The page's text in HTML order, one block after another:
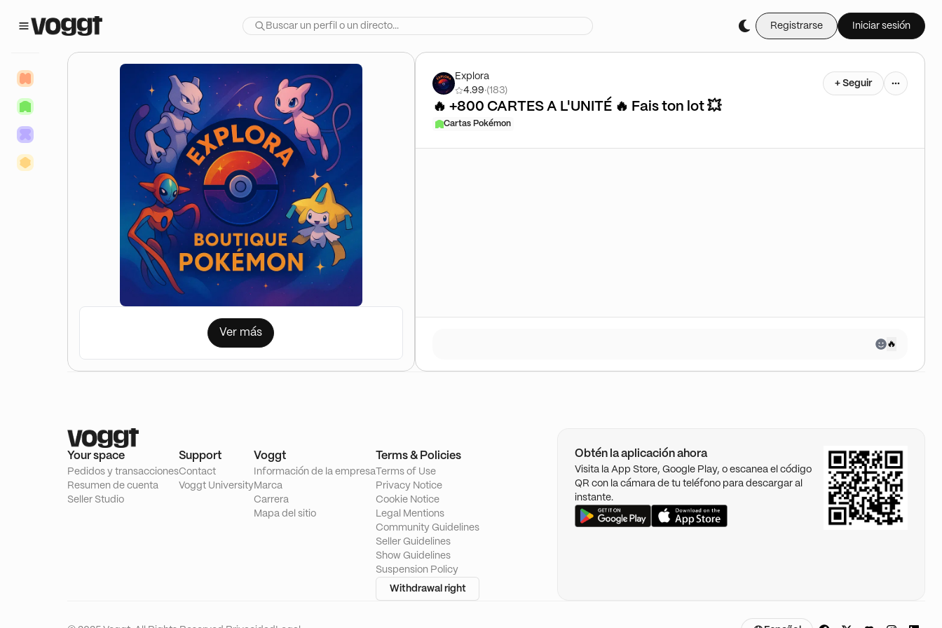
Registrarse Iniciar sesión
Ver más
Explora
4.99·(183)
+ Seguir
🔥 +800 CARTES A L'UNITÉ 🔥 Fais ton lot 💥
Cartas Pokémon
🔥
Your space
Pedidos y transacciones
Resumen de cuenta
Seller Studio
Support
Contact
Voggt University
Voggt
Información de la empresa
Marca
Carrera
Mapa del sitio
Terms & Policies
Terms of Use
Privacy Notice
Cookie Notice
Legal Mentions
Community Guidelines
Seller Guidelines
Show Guidelines
Suspension Policy
Withdrawal right
Obtén la aplicación ahora
Visita la App Store, Google Play, o escanea el código
QR con la cámara de tu teléfono para descargar al
instante.